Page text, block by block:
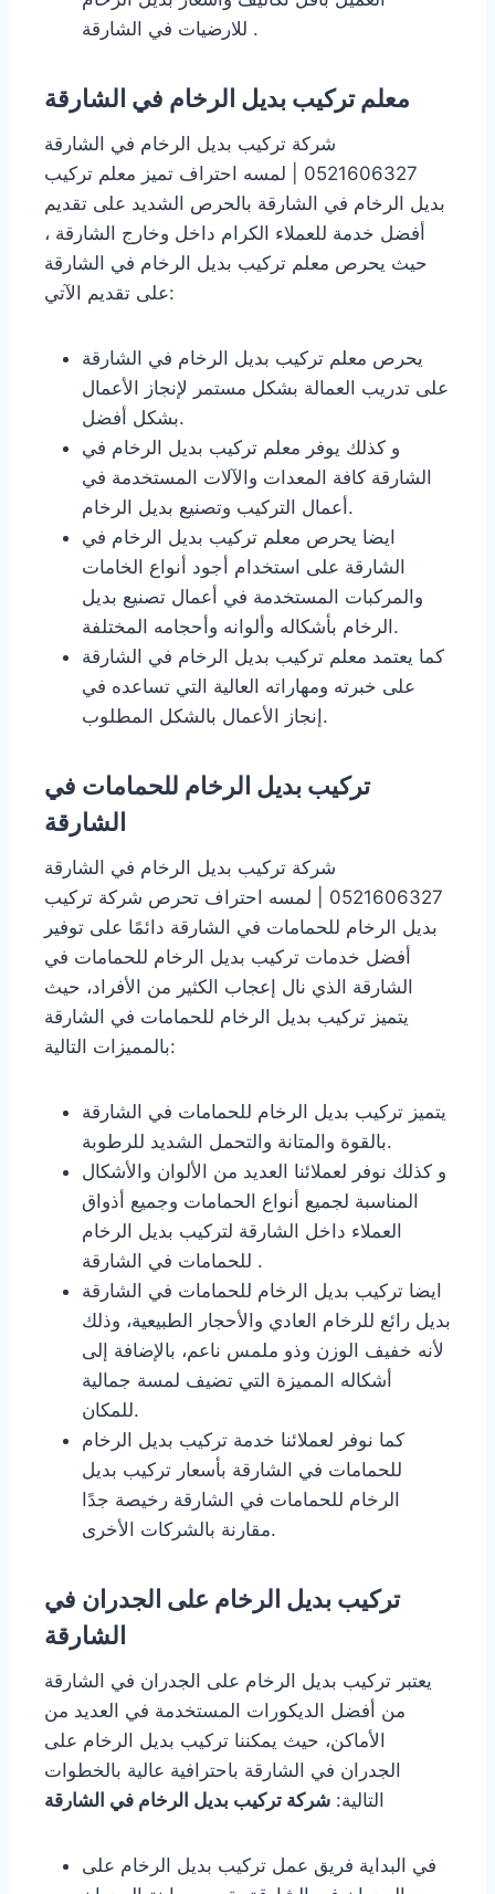
للارضيات في الشارقة .
معلم تركيب بديل الرخام في الشارقة
شركة تركيب بديل الرخام في الشارقة
0521606327 | لمسه احتراف تميز معلم تركيب
بديل الرخام في الشارقة بالحرص الشديد على تقديم
أفضل خدمة للعملاء الكرام داخل وخارج الشارقة ،
حيث يحرص معلم تركيب بديل الرخام في الشارقة
على تقديم الآتي:
يحرص معلم تركيب بديل الرخام في الشارقة
على تدريب العمالة بشكل مستمر لإنجاز الأعمال
بشكل أفضل.
و كذلك يوفر معلم تركيب بديل الرخام في
الشارقة كافة المعدات والآلات المستخدمة في
أعمال التركيب وتصنيع بديل الرخام.
ايضا يحرص معلم تركيب بديل الرخام في
الشارقة على استخدام أجود أنواع الخامات
والمركبات المستخدمة في أعمال تصنيع بديل
الرخام بأشكاله وألوانه وأحجامه المختلفة.
كما يعتمد معلم تركيب بديل الرخام في الشارقة
على خبرته ومهاراته العالية التي تساعده في
إنجاز الأعمال بالشكل المطلوب.
تركيب بديل الرخام للحمامات في
الشارقة
شركة تركيب بديل الرخام في الشارقة
0521606327 | لمسه احتراف تحرص شركة تركيب
بديل الرخام للحمامات في الشارقة دائمًا على توفير
أفضل خدمات تركيب بديل الرخام للحمامات في
الشارقة الذي نال إعجاب الكثير من الأفراد، حيث
يتميز تركيب بديل الرخام للحمامات في الشارقة
بالمميزات التالية:
يتميز تركيب بديل الرخام للحمامات في الشارقة
بالقوة والمتانة والتحمل الشديد للرطوبة.
و كذلك نوفر لعملائنا العديد من الألوان والأشكال
المناسبة لجميع أنواع الحمامات وجميع أذواق
العملاء داخل الشارقة لتركيب بديل الرخام
للحمامات في الشارقة .
ايضا تركيب بديل الرخام للحمامات في الشارقة
بديل رائع للرخام العادي والأحجار الطبيعية، وذلك
لأنه خفيف الوزن وذو ملمس ناعم، بالإضافة إلى
أشكاله المميزة التي تضيف لمسة جمالية
للمكان.
كما نوفر لعملائنا خدمة تركيب بديل الرخام
للحمامات في الشارقة بأسعار تركيب بديل
الرخام للحمامات في الشارقة رخيصة جدًا
مقارنة بالشركات الأخرى.
تركيب بديل الرخام على الجدران في
الشارقة
يعتبر تركيب بديل الرخام على الجدران في الشارقة
من أفضل الديكورات المستخدمة في العديد من
الأماكن، حيث يمكننا تركيب بديل الرخام على
الجدران في الشارقة باحترافية عالية بالخطوات
التالية: شركة تركيب بديل الرخام في الشارقة
في البداية فريق عمل تركيب بديل الرخام على